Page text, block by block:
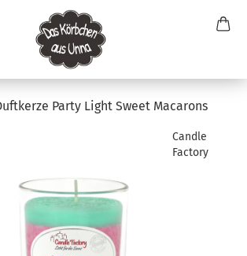
Party Light Sweet Macarons
Candle
Factory